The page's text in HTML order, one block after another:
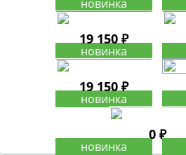
19 150 ₽
19 150 ₽
0 ₽